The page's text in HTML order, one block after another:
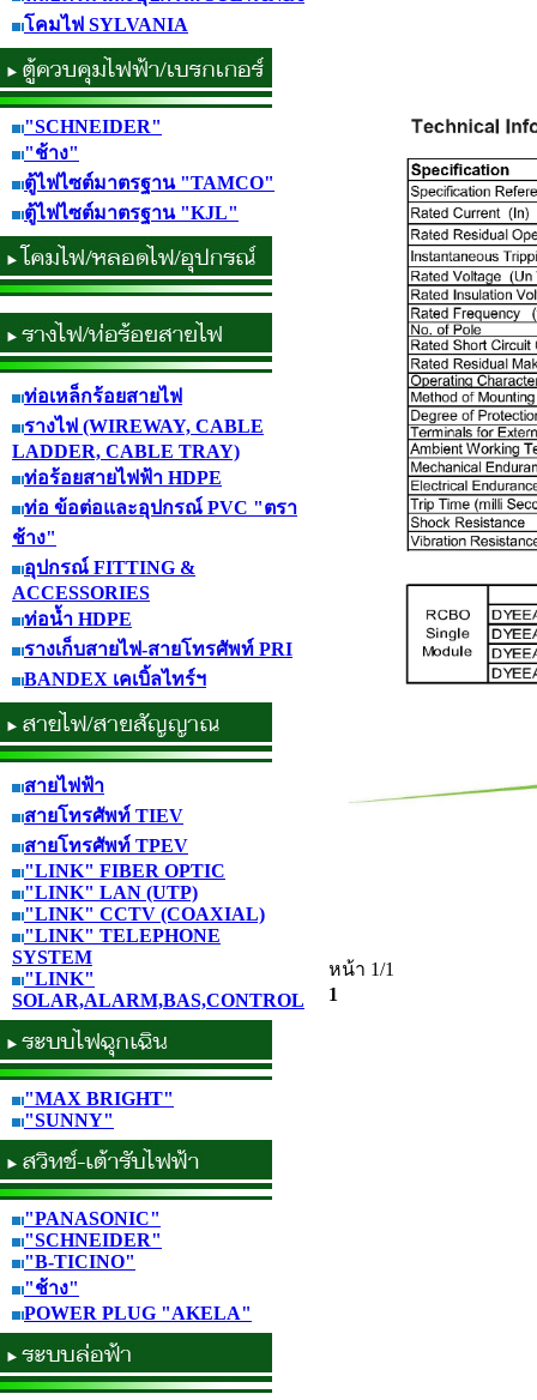
โคมไฟ SYLVANIA
"SCHNEIDER"
"ช้าง"
ตู้ไฟไซต์มาตรฐาน "TAMCO"
ตู้ไฟไซต์มาตรฐาน "KJL"
ท่อเหล็กร้อยสายไฟ
รางไฟ (WIREWAY, CABLE
LADDER, CABLE TRAY)
ท่อร้อยสายไฟฟ้า HDPE
ท่อ ข้อต่อและอุปกรณ์ PVC "ตรา
ช้าง"
อุปกรณ์ FITTING &
ACCESSORIES
ท่อน้ำ HDPE
รางเก็บสายไฟ-สายโทรศัพท์ PRI
BANDEX เคเบิ้ลไทร์ฯ
สายไฟฟ้า
สายโทรศัพท์ TIEV
สายโทรศัพท์ TPEV
"LINK" FIBER OPTIC
"LINK" LAN (UTP)
"LINK" CCTV (COAXIAL)
"LINK" TELEPHONE
SYSTEM
"LINK"
SOLAR,ALARM,BAS,CONTROL
"MAX BRIGHT"
"SUNNY"
"PANASONIC"
"SCHNEIDER"
"B-TICINO"
"ช้าง"
POWER PLUG "AKELA"
หน้า 1/1
1